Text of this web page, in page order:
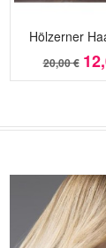
Hölzerner
20,00 €